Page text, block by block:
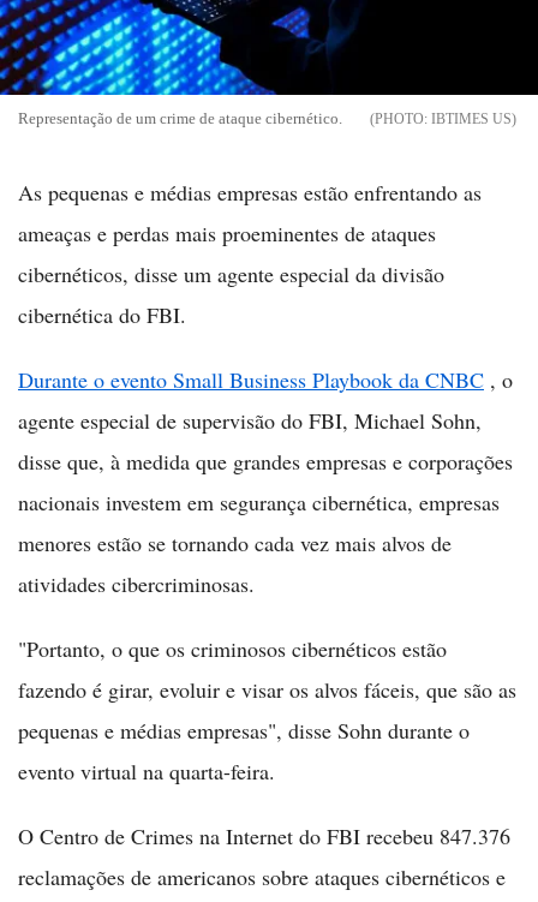
Representação de um crime de ataque cibernético. IBTIMES US
As pequenas e médias empresas estão enfrentando as
ameaças e perdas mais proeminentes de ataques
cibernéticos, disse um agente especial da divisão
cibernética do FBI.
Durante o evento Small Business Playbook da CNBC , o
agente especial de supervisão do FBI, Michael Sohn,
disse que, à medida que grandes empresas e corporações
nacionais investem em segurança cibernética, empresas
menores estão se tornando cada vez mais alvos de
atividades cibercriminosas.
"Portanto, o que os criminosos cibernéticos estão
fazendo é girar, evoluir e visar os alvos fáceis, que são as
pequenas e médias empresas", disse Sohn durante o
evento virtual na quarta-feira.
O Centro de Crimes na Internet do FBI recebeu 847.376
reclamações de americanos sobre ataques cibernéticos e